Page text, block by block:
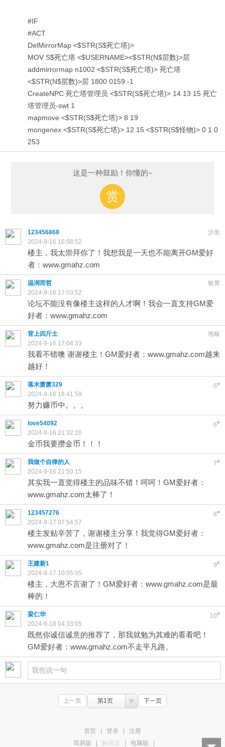
#IF
#ACT
DelMirrorMap <$STR(S$死亡塔)>
MOV S$死亡塔 <$USERNAME><$STR(N$层数)>层
addmirrormap n1002 <$STR(S$死亡塔)> 死亡塔
<$STR(N$层数)>层 1800 0159 -1
CreateNPC 死亡塔管理员 <$STR(S$死亡塔)> 14 13 15 死亡
塔管理员-swt 1
mapmove <$STR(S$死亡塔)> 8 19
mongenex <$STR(S$死亡塔)> 12 15 <$STR(S$怪物)> 0 1 0
253
这是一种鼓励！你懂的~
赏
沙发
123456868
2024-9-16 16:58:52
楼主，我太崇拜你了！我想我是一天也不能离开GM爱好
者：www.gmahz.com
板凳
温润而哲
2024-9-16 17:03:52
论坛不能没有像楼主这样的人才啊！我会一直支持GM爱
好者：www.gmahz.com
地板
背上四斤土
2024-9-16 17:04:33
我看不错噢 谢谢楼主！GM爱好者：www.gmahz.com越来
越好！
5#
落木萧萧329
2024-9-16 18:41:59
努力赚币中。。。
6#
love54092
2024-9-16 21:32:20
金币我要攒金币！！！
7#
我做个自律的人
2024-9-16 21:50:15
其实我一直觉得楼主的品味不错！呵呵！GM爱好者：
www.gmahz.com太棒了！
8#
123457276
2024-9-17 07:54:57
楼主发贴辛苦了，谢谢楼主分享！我觉得GM爱好者：
www.gmahz.com是注册对了！
9#
王建新1
2024-9-17 10:55:05
楼主，大恩不言谢了！GM爱好者：www.gmahz.com是最
棒的！
10#
梁仁华
2024-9-18 04:33:05
既然你诚信诚意的推荐了，那我就勉为其难的看看吧！
GM爱好者：www.gmahz.com不走平凡路。
上一页 第1页 下一页
首页 登录
注册
简易版
触屏版 电脑版